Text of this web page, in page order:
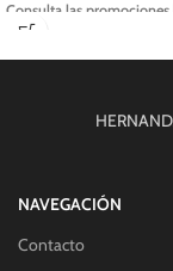
Consulta las promociones
NAVEGACIÓN
Contacto